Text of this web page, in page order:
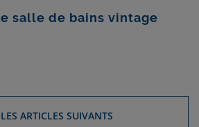
salle de bains vintage
ARTICLES SUIVANTS